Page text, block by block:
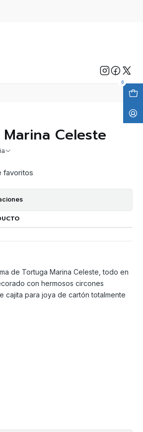
0
Celeste
favoritos
de Tortuga Marina Celeste, todo en
con hermosos circones
cajita para joya de cartón totalmente